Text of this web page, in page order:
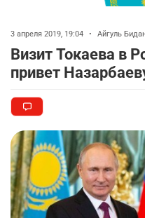
3 апреля 2019, 19:04 • Айгуль
Визит Токаева в
привет